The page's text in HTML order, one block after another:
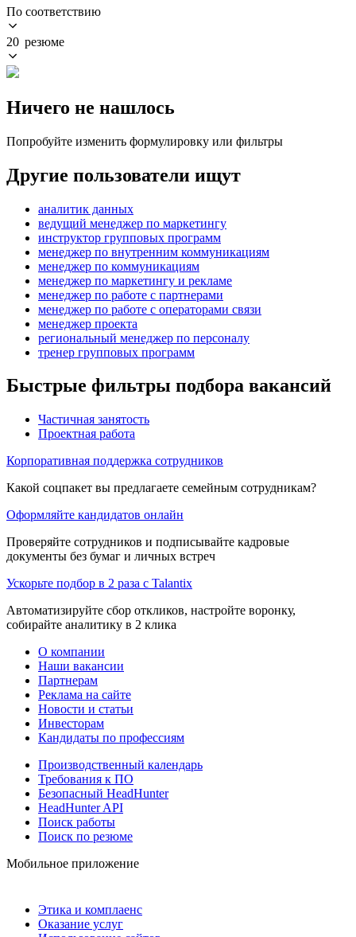
По соответствию
20 резюме
Ничего не нашлось
Попробуйте изменить формулировку или фильтры
Другие пользователи ищут
аналитик данных
ведущий менеджер по маркетингу
инструктор групповых программ
менеджер по внутренним коммуникациям
менеджер по коммуникациям
менеджер по маркетингу и рекламе
менеджер по работе с партнерами
менеджер по работе с операторами связи
менеджер проекта
региональный менеджер по персоналу
тренер групповых программ
Быстрые фильтры подбора вакансий
Частичная занятость
Проектная работа
Корпоративная поддержка сотрудников
Какой соцпакет вы предлагаете семейным сотрудникам?
Оформляйте кандидатов онлайн
Проверяйте сотрудников и подписывайте кадровые
документы без бумаг и личных встреч
Ускорьте подбор в 2 раза с Talantix
Автоматизируйте сбор откликов, настройте воронку,
собирайте аналитику в 2 клика
О компании
Наши вакансии
Партнерам
Реклама на сайте
Новости и статьи
Инвесторам
Кандидаты по профессиям
Производственный календарь
Требования к ПО
Безопасный HeadHunter
HeadHunter API
Поиск работы
Поиск по резюме
Мобильное приложение
Этика и комплаенс
Оказание услуг